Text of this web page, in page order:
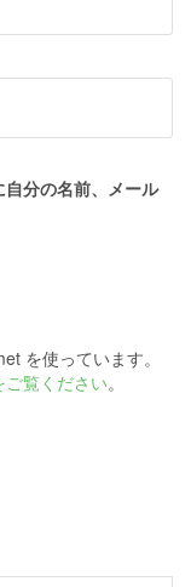
分の名前、メール
を使っています。
覧ください。